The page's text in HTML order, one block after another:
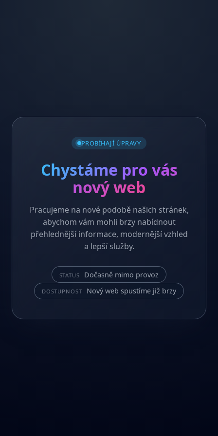
PROBÍHAJÍ ÚPRAVY
Chystáme pro vás
nový web
Pracujeme na nové podobě našich stránek,
abychom vám mohli brzy nabídnout
přehlednější informace, modernější vzhled
a lepší služby.
STATUS Dočasně mimo provoz
DOSTUPNOST Nový web spustíme již brzy